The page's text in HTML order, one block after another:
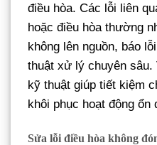
điều hòa. Các lỗi liên
hoặc điều hòa thường
không lên nguồn, báo
thuật xử lý chuyên sâu.
kỹ thuật giúp tiết kiệm
khôi phục hoạt động ổn
Sửa lỗi điều hòa không